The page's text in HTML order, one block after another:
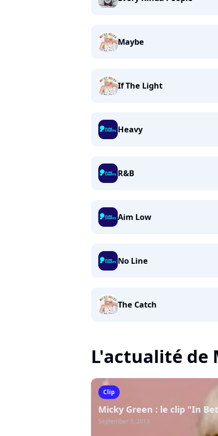
Maybe
If The Light
Heavy
R&B
Aim Low
No Line
The Catch
L'actualité de
Clip
Micky Green : le clip "In
September 3, 2013